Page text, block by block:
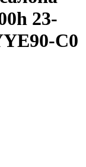
23-
C0